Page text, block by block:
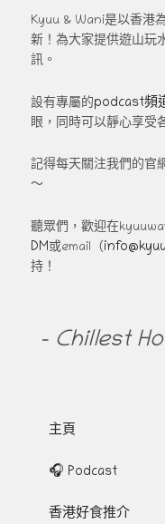
Kyuu & Wani是以香港
新！為大家提供遊山玩
訊。
設有專屬的podcast頻
眼，同時可以靜心享受
記得每天關注我們的官
～
聽眾們，歡迎在
DM或email（
持！
- Chillest
主頁
🎧 Podcast
香港好食推介